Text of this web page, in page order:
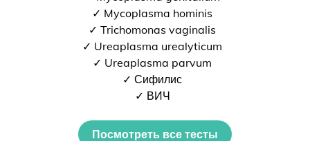
✓ Mycoplasma hominis
✓ Trichomonas vaginalis
✓ Ureaplasma urealyticum
✓ Ureaplasma parvum
✓ Сифилис
✓ ВИЧ
Посмотреть все тесты